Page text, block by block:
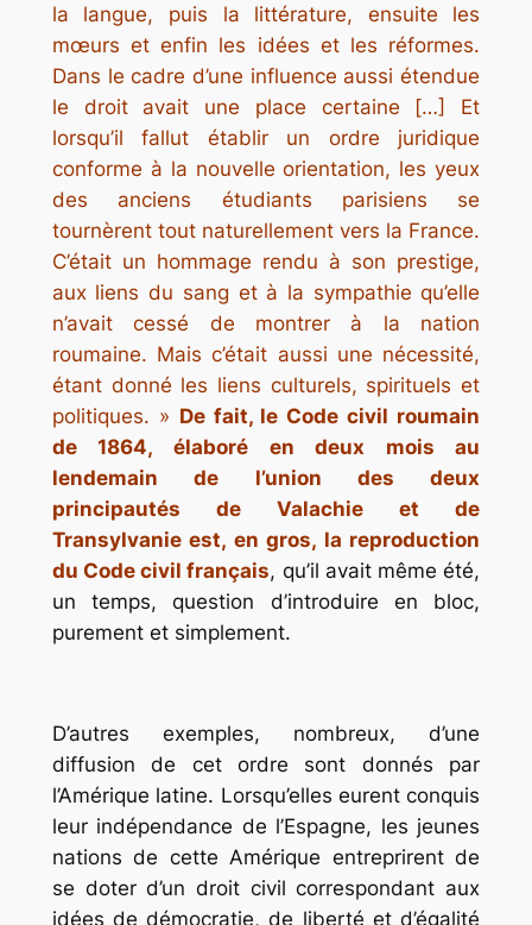
la langue, puis la littérature, ensuite les
mœurs et enfin les idées et les réformes.
Dans le cadre d’une influence aussi étendue
le droit avait une place certaine […] Et
lorsqu’il fallut établir un ordre juridique
conforme à la nouvelle orientation, les yeux
des anciens étudiants parisiens se
tournèrent tout naturellement vers la France.
C’était un hommage rendu à son prestige,
aux liens du sang et à la sympathie qu’elle
n’avait cessé de montrer à la nation
roumaine. Mais c’était aussi une nécessité,
étant donné les liens culturels, spirituels et
politiques. » De fait, le Code civil roumain
de 1864, élaboré en deux mois au
lendemain de l’union des deux
principautés de Valachie et de
Transylvanie est, en gros, la reproduction
du Code civil français, qu’il avait même été,
un temps, question d’introduire en bloc,
purement et simplement.
D’autres exemples, nombreux, d’une
diffusion de cet ordre sont donnés par
l’Amérique latine. Lorsqu’elles eurent conquis
leur indépendance de l’Espagne, les jeunes
nations de cette Amérique entreprirent de
se doter d’un droit civil correspondant aux
idées de démocratie, de liberté et d’égalité